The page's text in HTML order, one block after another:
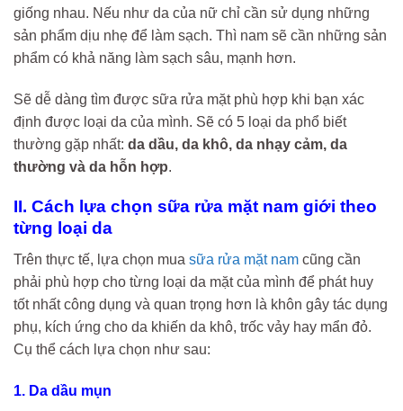
giống nhau. Nếu như da của nữ chỉ cần sử dụng những
sản phẩm dịu nhẹ để làm sạch. Thì nam sẽ cần những sản
phẩm có khả năng làm sạch sâu, mạnh hơn.
Sẽ dễ dàng tìm được sữa rửa mặt phù hợp khi bạn xác
định được loại da của mình. Sẽ có 5 loại da phổ biết
thường gặp nhất: da dầu, da khô, da nhạy cảm, da
thường và da hỗn hợp.
II. Cách lựa chọn sữa rửa mặt nam giới theo
từng loại da
Trên thực tế, lựa chọn mua sữa rửa mặt nam cũng cần
phải phù hợp cho từng loại da mặt của mình để phát huy
tốt nhất công dụng và quan trọng hơn là khôn gây tác dụng
phụ, kích ứng cho da khiến da khô, trốc vảy hay mẩn đỏ.
Cụ thể cách lựa chọn như sau:
1. Da dầu mụn